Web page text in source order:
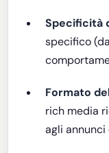
Specificità
specifico
Formato
rich media
agli